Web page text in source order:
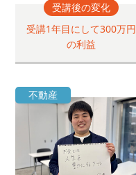
受講後の変化
受講1年目にして300万円
の利益
不動産